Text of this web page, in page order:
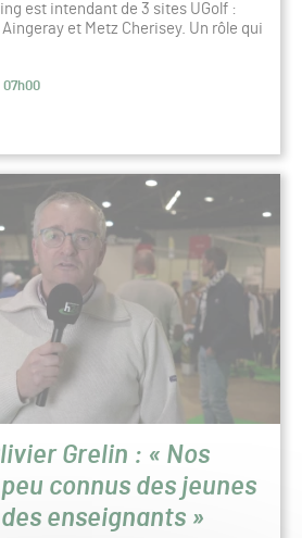
est intendant de 3 sites UGolf :
et Metz Cherisey. Un rôle qui
07h00
Grelin : « Nos
connus des jeunes
enseignants »